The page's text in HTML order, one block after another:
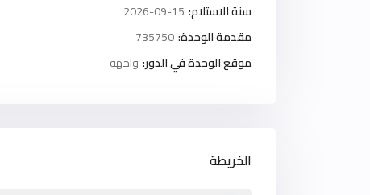
سنة الاستلام: 2026-09-15
مقدمة الوحدة:735750
موقع الوحدة في الدور: واجهة
الخريطة